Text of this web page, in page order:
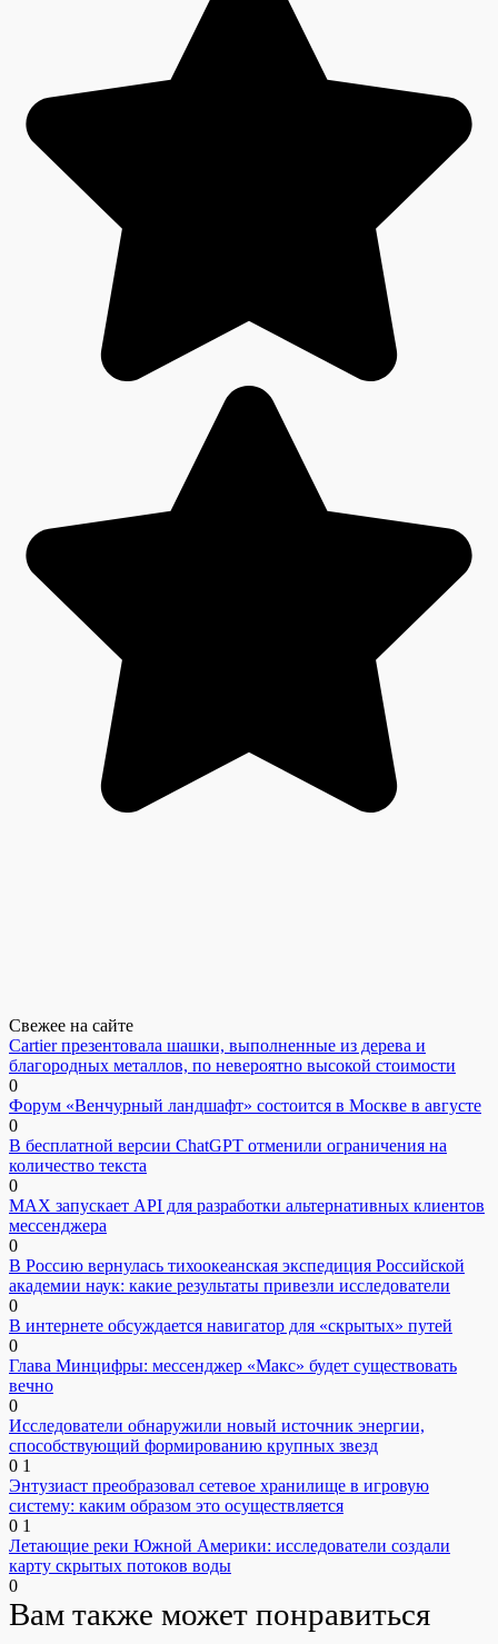
Свежее на сайте
Cartier презентовала шашки, выполненные из дерева и
благородных металлов, по невероятно высокой стоимости
0
Форум «Венчурный ландшафт» состоится в Москве в августе
0
В бесплатной версии ChatGPT отменили ограничения на
количество текста
0
MAX запускает API для разработки альтернативных клиентов
мессенджера
0
В Россию вернулась тихоокеанская экспедиция Российской
академии наук: какие результаты привезли исследователи
0
В интернете обсуждается навигатор для «скрытых» путей
0
Глава Минцифры: мессенджер «Макс» будет существовать
вечно
0
Исследователи обнаружили новый источник энергии,
способствующий формированию крупных звезд
0 1
Энтузиаст преобразовал сетевое хранилище в игровую
систему: каким образом это осуществляется
0 1
Летающие реки Южной Америки: исследователи создали
карту скрытых потоков воды
0
Вам также может понравиться